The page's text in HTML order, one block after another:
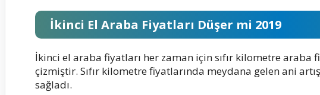
İkinci El Araba Fiyatları Düşer mi 2019
İkinci el araba fiyatları her zaman için sıfır kilometre
çizmiştir. Sıfır kilometre fiyatlarında meydana gelen ani
sağladı.